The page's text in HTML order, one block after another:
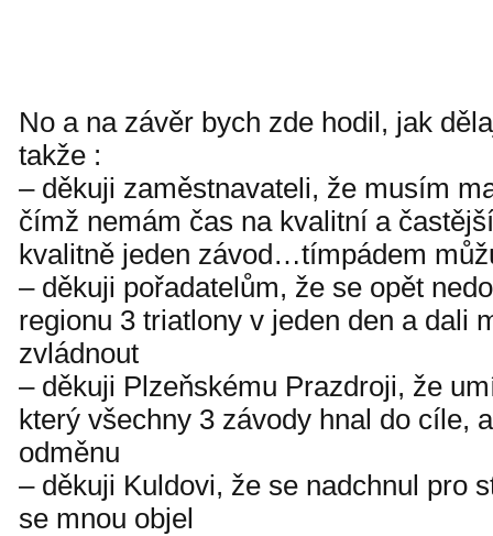
No a na závěr bych zde hodil, jak
takže :
– děkuji zaměstnavateli, že musím
čímž nemám čas na kvalitní a
kvalitně jeden závod…tímpádem
– děkuji pořadatelům, že se opět
regionu 3 triatlony v jeden den a dali
zvládnout
– děkuji Plzeňskému Prazdroji, že
který všechny 3 závody hnal do cíle,
odměnu
– děkuji Kuldovi, že se nadchnul pro
se mnou objel